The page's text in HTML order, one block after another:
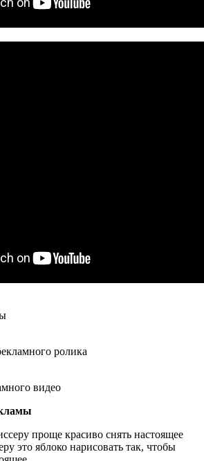
ролика
видео
проще красиво снять настоящее
это яблоко нарисовать так, чтобы